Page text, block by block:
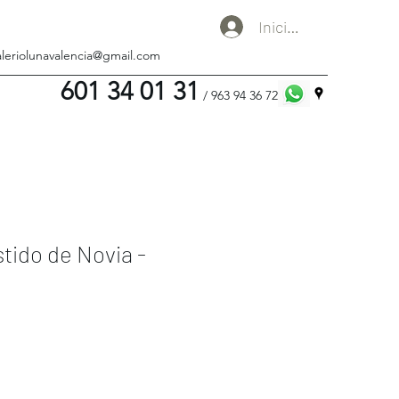
Iniciar sesión
601 34 01 31 / 963 94 36 72
de Novia -